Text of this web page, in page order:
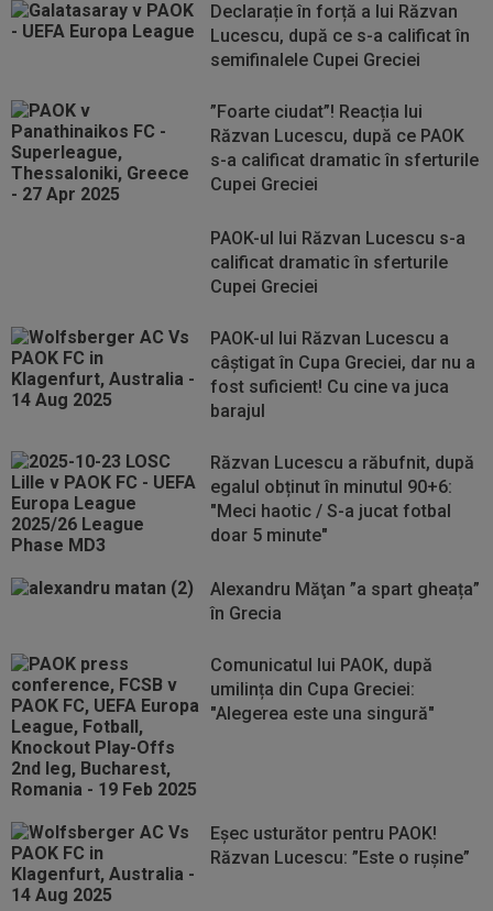
Declarație în forță a lui Răzvan
Lucescu, după ce s-a calificat în
semifinalele Cupei Greciei
”Foarte ciudat”! Reacția lui
Răzvan Lucescu, după ce PAOK
s-a calificat dramatic în sferturile
Cupei Greciei
PAOK-ul lui Răzvan Lucescu s-a
calificat dramatic în sferturile
Cupei Greciei
PAOK-ul lui Răzvan Lucescu a
câștigat în Cupa Greciei, dar nu a
fost suficient! Cu cine va juca
barajul
Răzvan Lucescu a răbufnit, după
egalul obținut în minutul 90+6:
"Meci haotic / S-a jucat fotbal
doar 5 minute"
Alexandru Măţan ”a spart gheața”
în Grecia
Comunicatul lui PAOK, după
umilința din Cupa Greciei:
"Alegerea este una singură"
Eșec usturător pentru PAOK!
Răzvan Lucescu: ”Este o rușine”